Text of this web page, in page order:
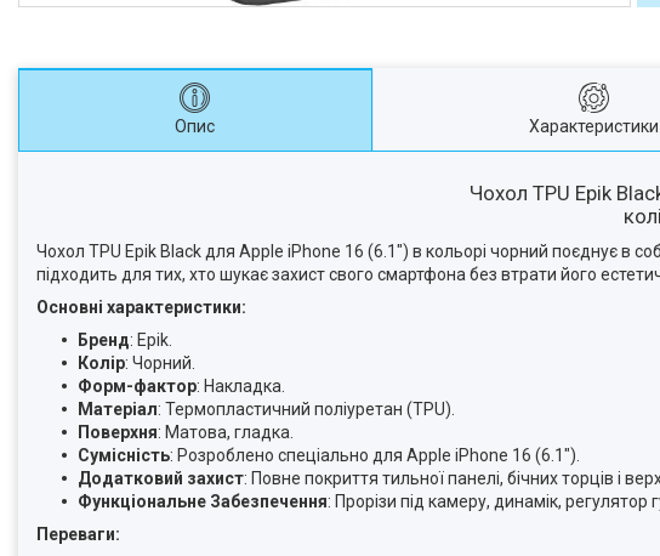
Опис Характеристики
Чохол TPU Epik
Чохол TPU Epik Black для Apple iPhone 16 (6.1") в кольорі чорний поєднує в
підходить для тих, хто шукає захист свого смартфона без втрати його
Основні характеристики:
Бренд: Epik.
Колір: Чорний.
Форм-фактор: Накладка.
Матеріал: Термопластичний поліуретан (TPU).
Поверхня: Матова, гладка.
Сумісність: Розроблено спеціально для Apple iPhone 16 (6.1").
Додатковий захист: Повне покриття тильної панелі, бічних торців і
Функціональне Забезпечення: Прорізи під камеру, динамік, регулятор
Переваги: